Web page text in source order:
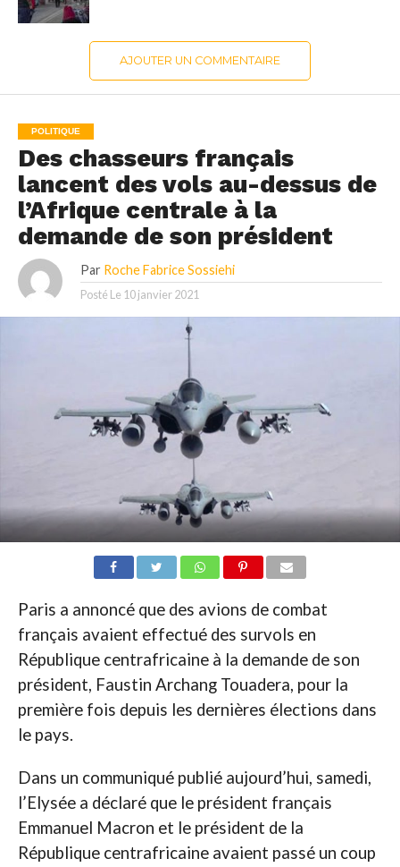
AJOUTER UN COMMENTAIRE
POLITIQUE
Des chasseurs français
lancent des vols au-dessus de
l’Afrique centrale à la
demande de son président
Par Roche Fabrice Sossiehi
Posté Le 10 janvier 2021
Paris a annoncé que des avions de combat
français avaient effectué des survols en
République centrafricaine à la demande de son
président, Faustin Archang Touadera, pour la
première fois depuis les dernières élections dans
le pays.
Dans un communiqué publié aujourd’hui, samedi,
l’Elysée a déclaré que le président français
Emmanuel Macron et le président de la
République centrafricaine avaient passé un coup